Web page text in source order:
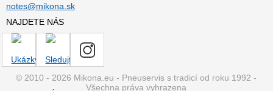
notes@mikona.sk
NAJDETE NÁS
© 2010 - 2026 Mikona.eu - Pneuservis s tradicí od roku 1992 -
Všechna práva vyhrazena